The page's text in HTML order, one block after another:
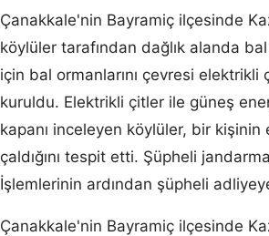
Çanakkale'nin Bayramiç ilçesinde
köylüler tarafından dağlık alanda
için bal ormanlarını çevresi elektrikli
kuruldu. Elektrikli çitler ile güneş
kapanı inceleyen köylüler, bir
çaldığını tespit etti. Şüpheli
İşlemlerinin ardından şüpheli
Çanakkale'nin Bayramiç ilçesinde